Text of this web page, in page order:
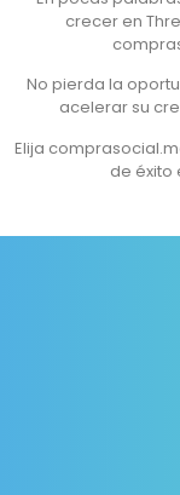
crecer en
No pierda la
acelerar su
Elija
de éxito